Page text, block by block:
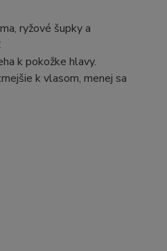
ryžové šupky a
k pokožke hlavy.
k vlasom, menej sa